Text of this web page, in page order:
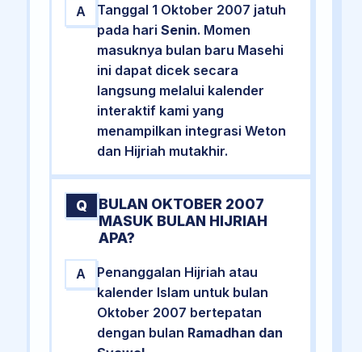
A
Tanggal 1 Oktober 2007 jatuh
pada hari Senin. Momen
masuknya bulan baru Masehi
ini dapat dicek secara
langsung melalui kalender
interaktif kami yang
menampilkan integrasi Weton
dan Hijriah mutakhir.
Q
BULAN OKTOBER 2007
MASUK BULAN HIJRIAH
APA?
A
Penanggalan Hijriah atau
kalender Islam untuk bulan
Oktober 2007 bertepatan
dengan bulan Ramadhan dan